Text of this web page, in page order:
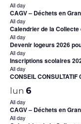
All day
CAGV – Déchets en
All day
Calendrier de la Collecte
All day
Devenir logeurs 2026
All day
Inscriptions scolaires
All day
CONSEIL CONSULTATIF
lun 6
All day
CAGV – Déchets en
All day